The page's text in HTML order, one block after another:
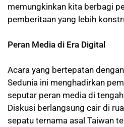
memungkinkan kita berbagi
pemberitaan yang lebih
Peran Media di Era Digital
Acara yang bertepatan
Sedunia ini menghadirkan
seputar peran media di
Diskusi berlangsung cair di
sepatu ternama asal Taiwan